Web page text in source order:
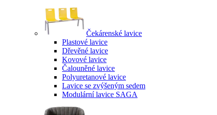
Čekárenské lavice
Plastové lavice
Dřevěné lavice
Kovové lavice
Čalouněné lavice
Polyuretanové lavice
Lavice se zvýšeným sedem
Modulární lavice SAGA